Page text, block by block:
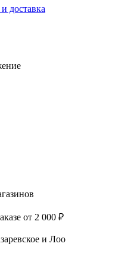
доставка
от 2 000 ₽
и Лоо